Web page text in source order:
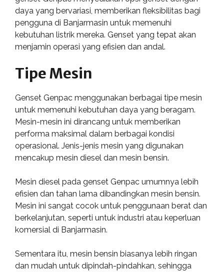
daya yang bervariasi, memberikan fleksibilitas bagi
pengguna di Banjarmasin untuk memenuhi
kebutuhan listrik mereka. Genset yang tepat akan
menjamin operasi yang efisien dan andal.
Tipe Mesin
Genset Genpac menggunakan berbagai tipe mesin
untuk memenuhi kebutuhan daya yang beragam.
Mesin-mesin ini dirancang untuk memberikan
performa maksimal dalam berbagai kondisi
operasional. Jenis-jenis mesin yang digunakan
mencakup mesin diesel dan mesin bensin.
Mesin diesel pada genset Genpac umumnya lebih
efisien dan tahan lama dibandingkan mesin bensin.
Mesin ini sangat cocok untuk penggunaan berat dan
berkelanjutan, seperti untuk industri atau keperluan
komersial di Banjarmasin.
Sementara itu, mesin bensin biasanya lebih ringan
dan mudah untuk dipindah-pindahkan, sehingga